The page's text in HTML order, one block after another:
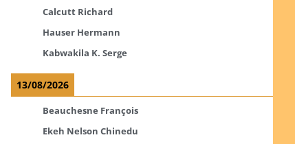
Calcutt Richard
Hauser Hermann
Kabwakila K. Serge
13/08/2026
Beauchesne François
Ekeh Nelson Chinedu